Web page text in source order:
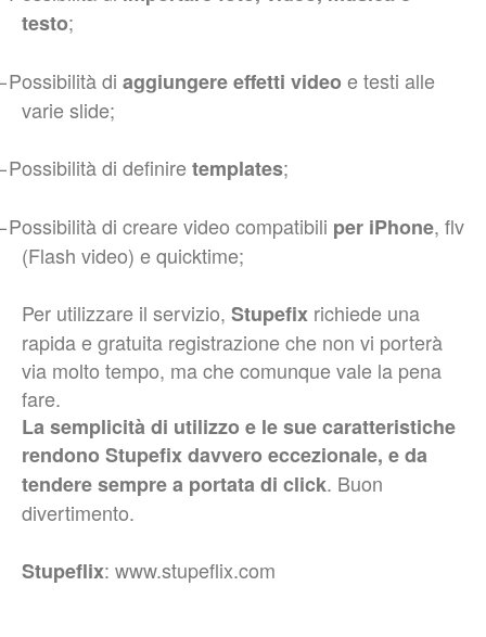
testo;
Possibilità di aggiungere effetti video e testi alle
varie slide;
Possibilità di definiretemplates;
Possibilità di creare video compatibili per iPhone, flv
(Flash video) e quicktime;
Per utilizzare il servizio, Stupefix richiede una
rapida e gratuita registrazione che non vi porterà
via molto tempo, ma che comunque vale la pena
fare.
La semplicità di utilizzo e le sue caratteristiche
rendono Stupefix davvero eccezionale, e da
tendere sempre a portata di click. Buon
divertimento.
Stupeflix: www.stupeflix.com